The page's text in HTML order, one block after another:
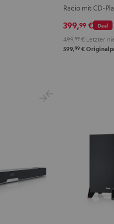
Radio mit CD-
Deal
399,99 €
499, 99 € Letzter
599,99 €